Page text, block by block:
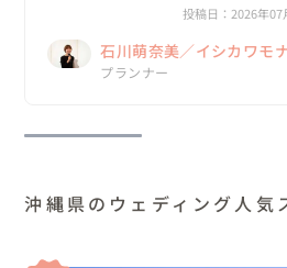
すが、なんとかお天気にも恵まれて素
投稿日：2026年07
石川萌奈美／イシカワモ
ミ Kume La Chic クメラ
プランナー
沖縄県のウェディング人気